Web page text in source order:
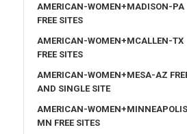
AMERICAN-WOMEN+MADISON-PA
FREE SITES
AMERICAN-WOMEN+MCALLEN-TX
FREE SITES
AMERICAN-WOMEN+MESA-AZ
AND SINGLE SITE
AMERICAN-
MN FREE SITES